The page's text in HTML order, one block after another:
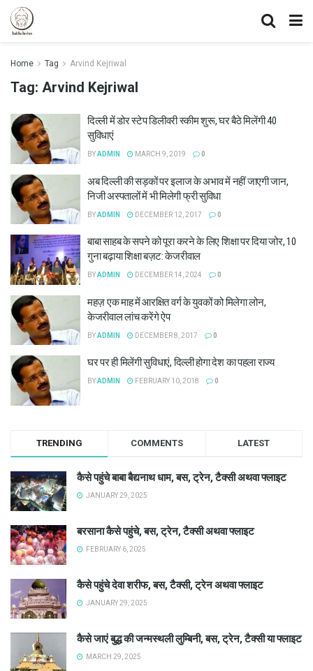
Home Tag Arvind Kejriwal
Tag: Arvind Kejriwal
दिल्ली में डोर स्टेप डिलीवरी स्कीम शुरू, घर बैठे मिलेंगी 40
सुविधाएं
BYADMIN MARCH 9, 2019 0
अब दिल्ली की सड़कों पर इलाज के अभाव में नहीं जाएगी जान,
निजी अस्पतालों में भी मिलेगी फ्री सुविधा
BYADMIN DECEMBER 12, 2017 0
बाबा साहब के सपने को पूरा करने के लिए शिक्षा पर दिया जोर, 10
गुना बढ़ाया शिक्षा बज़ट: केजरीवाल
BYADMIN DECEMBER 14, 2024 0
महज़ एक माह में आरक्षित वर्ग के युवकों को मिलेगा लोन,
केजरीवाल लांच करेंगे ऐप
BYADMIN DECEMBER 8, 2017 0
घर पर ही मिलेंगी सुविधाएं, दिल्ली होगा देश का पहला राज्य
BYADMIN FEBRUARY 10, 2018 0
TRENDING COMMENTS LATEST
कैसे पहुंचे बाबा बैद्यनाथ धाम, बस, ट्रेन, टैक्सी अथवा फ्लाइट
JANUARY 29, 2025
बरसाना कैसे पहुंचे, बस, ट्रेन, टैक्सी अथवा फ्लाइट
FEBRUARY 6, 2025
कैसे पहुंचे देवा शरीफ, बस, टैक्सी, ट्रेन अथवा फ्लाइट
JANUARY 29, 2025
कैसे जाएं बुद्ध की जन्मस्थली लुम्बिनी, बस, ट्रेन, टैक्सी या फ्लाइट
MARCH 29, 2025